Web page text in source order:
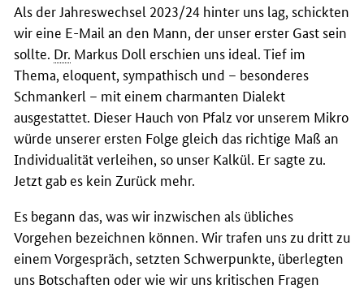
Als der Jahreswechsel 2023/24 hinter uns lag, schickten
wir eine E-Mail an den Mann, der unser erster Gast sein
sollte. Dr. Markus Doll erschien uns ideal. Tief im
Thema, eloquent, sympathisch und – besonderes
Schmankerl – mit einem charmanten Dialekt
ausgestattet. Dieser Hauch von Pfalz vor unserem Mikro
würde unserer ersten Folge gleich das richtige Maß an
Individualität verleihen, so unser Kalkül. Er sagte zu.
Jetzt gab es kein Zurück mehr.
Es begann das, was wir inzwischen als übliches
Vorgehen bezeichnen können. Wir trafen uns zu dritt zu
einem Vorgespräch, setzten Schwerpunkte, überlegten
uns Botschaften oder wie wir uns kritischen Fragen